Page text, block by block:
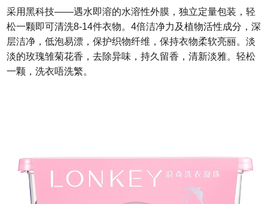
采用黑科技——遇水即溶的水溶性外膜，独立定量包装，轻
松一颗即可清洗8-14件衣物。4倍洁净力及植物活性成分，深
层洁净，低泡易漂，保护织物纤维，保持衣物柔软亮丽。淡
淡的玫瑰雏菊花香，去除异味，持久留香，清新淡雅。轻松
一颗，洗衣唔洗繁。